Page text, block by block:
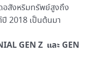
อสังหริมทรัพย์สูงถึง
2018 เป็นต้นมา
GEN Z และ GEN